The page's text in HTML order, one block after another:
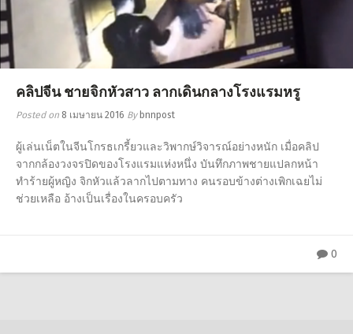
คลิปจีน ชายจิกหัวสาว ลากเดินกลางโรงแรมหรู
Posted on 8 เมษายน 2016 By bnnpost
ผู้เล่นเน็ตในจีนโกรธเกรี้ยวและวิพากษ์วิจารณ์อย่างหนัก เมื่อคลิป
จากกล้องวงจรปิดของโรงแรมแห่งหนึ่ง บันทึกภาพชายแปลกหน้า
ทำร้ายผู้หญิง จิกหัวแล้วลากไปตามทาง คนรอบข้างต่างเพิกเฉยไม่
ช่วยเหลือ อ้างเป็นเรื่องในครอบครัว
0